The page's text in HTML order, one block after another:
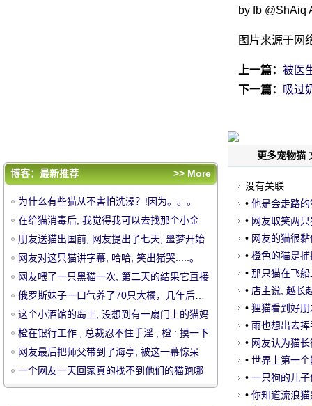
中
华
by fb @ShAiq
图片来源于网
上一篇： 被医
下一篇： 吸过
更多宠物猫
没有关联
• 他是会走路
• 网友取笑两
• 网友的猫很
它继续吠, 所以
• 橙色的猫是
涂.....。
• 那只猫在飞
了？
• 店主说, 越长
• 狸猫看到好
• 雨也想出去
老子回家 "
• 网友认为猫
猫后
• 世界上第一
恶..。
• 一只狗的儿
不是很好吗？
• 你知道流浪
里, 直到..。
评论排行
了, 全家劝他扔掉
网友对这只猫讲字幕, 哈哈, 笑出猪哭.....。
网友喂了一只黑猫一次, 第二天的结果它直接
带来了朋友, 一点也不礼貌.....。
俄罗斯妹子一口气养了70只大橘，几年后…
吓哭了！！
这个小酒馆的岛上, 没想到有一扇门上的猫妈
妈招呼客人, 而.....。
橙在银行工作 , 总裁忍不住手淫 , 橙 : 摸一
下就收集兴趣 !
网友最后把师父带到了海亭, 被这一幕惊呆
了.....。
一个网友一天回家真的找不到他们的猫跑哪
博客：最新推荐 >> More
为什么有些猫从不害怕洗澡？!因为。。。
在给猫消毒后, 我觉得我可以去找那个小金
人.....。
朋友送猫出国前, 网友提出了七天, 噩梦开始
了, 全家劝他扔掉
网友对这只猫讲字幕, 哈哈, 笑出猪哭.....。
网友喂了一只黑猫一次, 第二天的结果它直接
带来了朋友, 一点也不礼貌.....。
俄罗斯妹子一口气养了70只大橘，几年后…
吓哭了！！
这个小酒馆的岛上, 没想到有一扇门上的猫妈
妈招呼客人, 而.....。
橙在银行工作 , 总裁忍不住手淫 , 橙 : 摸一下
就收集兴趣 !
网友最后把师父带到了海亭, 被这一幕惊呆
了.....。
一个网友一天回家真的找不到他们的猫跑哪
里, 直到..。